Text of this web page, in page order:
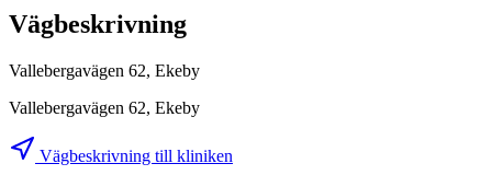
Vägbeskrivning
Vallebergavägen 62, Ekeby
Vallebergavägen 62, Ekeby
Vägbeskrivning till kliniken